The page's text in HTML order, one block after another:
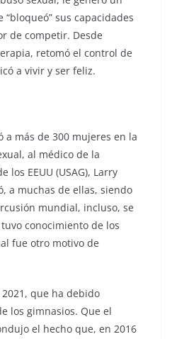
sus capacidades
de competir. Desde
retomó el control de
a vivir y ser feliz.
a más de 300 mujeres en la
al médico de la
los EEUU (USAG), Larry
a muchas de ellas, siendo
mundial, incluso, se
conocimiento de los
fue otro motivo de
que ha debido
los gimnasios. Que el
el hecho que, en 2016